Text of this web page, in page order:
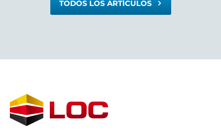
TODOS LOS ARTÍCULOS